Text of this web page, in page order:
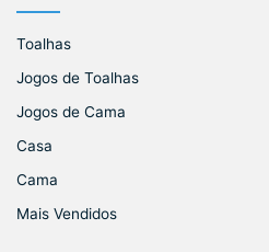
Toalhas
Jogos de Toalhas
Jogos de Cama
Casa
Cama
Mais Vendidos